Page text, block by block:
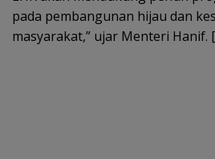
pada pembangunan hijau dan
masyarakat,” ujar Menteri Hanif.